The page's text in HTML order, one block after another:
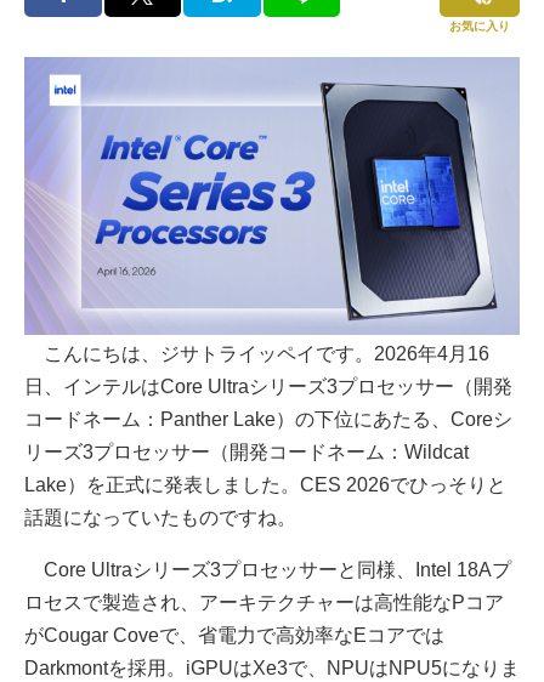
お気に入り
こんにちは、ジサトライッペイです。2026年4月16
日、インテルはCore Ultraシリーズ3プロセッサー（開発
コードネーム：Panther Lake）の下位にあたる、Coreシ
リーズ3プロセッサー（開発コードネーム：Wildcat
Lake）を正式に発表しました。CES 2026でひっそりと
話題になっていたものですね。
Core Ultraシリーズ3プロセッサーと同様、Intel 18Aプ
ロセスで製造され、アーキテクチャーは高性能なPコア
がCougar Coveで、省電力で高効率なEコアでは
Darkmontを採用。iGPUはXe3で、NPUはNPU5になりま